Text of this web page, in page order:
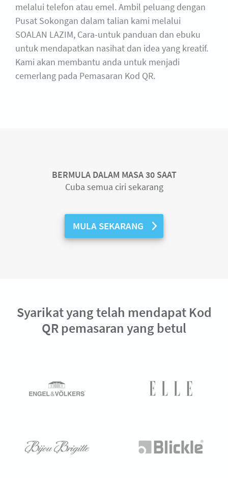
melalui telefon atau emel. Ambil peluang dengan
Pusat Sokongan dalam talian kami melalui
SOALAN LAZIM, Cara-untuk panduan dan ebuku
untuk mendapatkan nasihat dan idea yang kreatif.
Kami akan membantu anda untuk menjadi
cemerlang pada Pemasaran Kod QR.
BERMULA DALAM MASA 30 SAAT
Cuba semua ciri sekarang
MULA SEKARANG
Syarikat yang telah mendapat Kod
QR pemasaran yang betul